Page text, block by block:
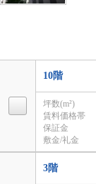
10階
坪数(m²)
賃料価格帯
保証金
敷金/礼金
3階